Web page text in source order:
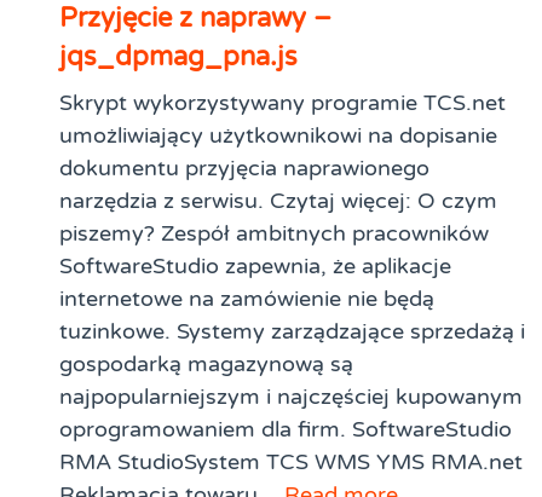
Przyjęcie z naprawy –
jqs_dpmag_pna.js
Skrypt wykorzystywany programie TCS.net
umożliwiający użytkownikowi na dopisanie
dokumentu przyjęcia naprawionego
narzędzia z serwisu. Czytaj więcej: O czym
piszemy? Zespół ambitnych pracowników
SoftwareStudio zapewnia, że aplikacje
internetowe na zamówienie nie będą
tuzinkowe. Systemy zarządzające sprzedażą i
gospodarką magazynową są
najpopularniejszym i najczęściej kupowanym
oprogramowaniem dla firm. SoftwareStudio
RMA StudioSystem TCS WMS YMS RMA.net